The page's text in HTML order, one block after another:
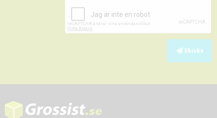
Skicka